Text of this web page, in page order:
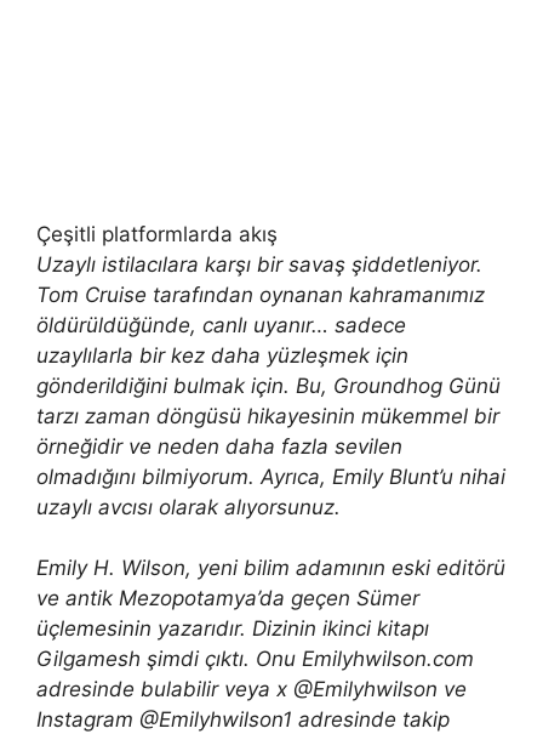
Çeşitli platformlarda akış
Uzaylı istilacılara karşı bir savaş şiddetleniyor.
Tom Cruise tarafından oynanan kahramanımız
öldürüldüğünde, canlı uyanır… sadece
uzaylılarla bir kez daha yüzleşmek için
gönderildiğini bulmak için. Bu, Groundhog Günü
tarzı zaman döngüsü hikayesinin mükemmel bir
örneğidir ve neden daha fazla sevilen
olmadığını bilmiyorum. Ayrıca, Emily Blunt’u nihai
uzaylı avcısı olarak alıyorsunuz.
Emily H. Wilson, yeni bilim adamının eski editörü
ve antik Mezopotamya’da geçen Sümer
üçlemesinin yazarıdır. Dizinin ikinci kitapı
Gilgamesh şimdi çıktı. Onu Emilyhwilson.com
adresinde bulabilir veya x @Emilyhwilson ve
Instagram @Emilyhwilson1 adresinde takip